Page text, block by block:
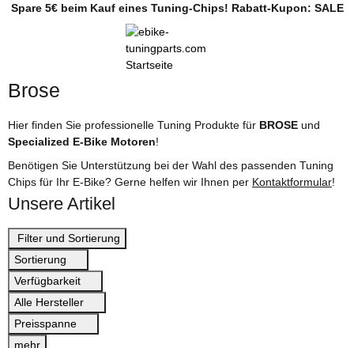
Spare 5€ beim Kauf eines Tuning-Chips! Rabatt-Kupon: SALE
Brose
Hier finden Sie professionelle Tuning Produkte für BROSE und
Specialized E-Bike Motoren!
Benötigen Sie Unterstützung bei der Wahl des passenden Tuning
Chips für Ihr E-Bike? Gerne helfen wir Ihnen per Kontaktformular!
Unsere Artikel
Filter und Sortierung
Sortierung
Verfügbarkeit
Alle Hersteller
Preisspanne
mehr